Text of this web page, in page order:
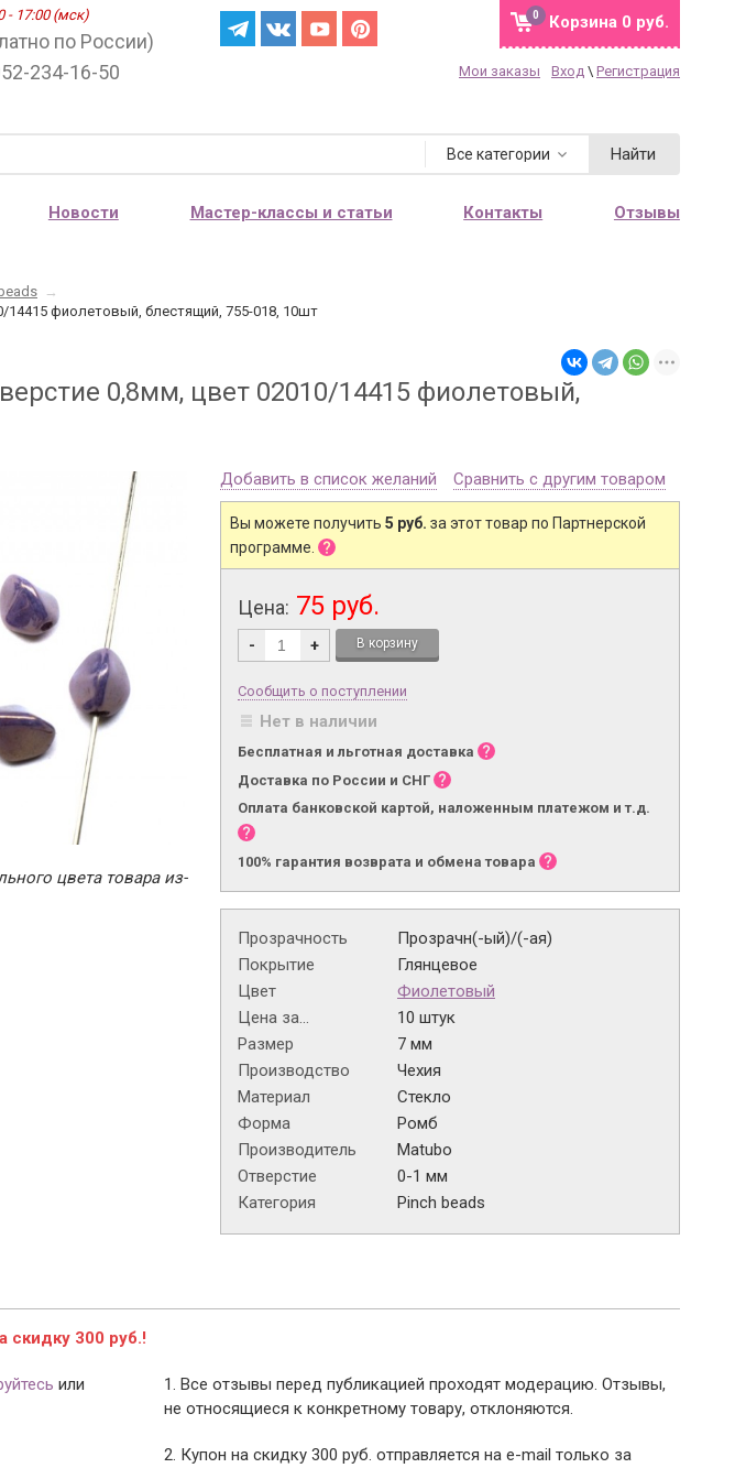
- 17:00 (мск)
по России)
234-16-50
Корзина 0 руб.
0
Мои заказы Вход \ Регистрация
Все категории Найти
Новости Мастер-классы и статьи Контакты Отзывы
→
14415 фиолетовый, блестящий, 755-018, 10шт
0,8мм, цвет 02010/14415 фиолетовый,
цвета товара из-
Добавить в список желаний Сравнить с другим товаром
Вы можете получить 5 руб. за этот товар по Партнерской
программе.
Цена: 75 руб.
- +
Сообщить о поступлении
Нет в наличии
Бесплатная и льготная доставка
Доставка по России и СНГ
Оплата банковской картой, наложенным платежом и т.д.
100% гарантия возврата и обмена товара
Прозрачность
Прозрачн(-ый)/(-ая)
Покрытие
Глянцевое
Цвет
Фиолетовый
Цена за...
10 штук
Размер
7 мм
Производство
Чехия
Материал
Стекло
Форма
Ромб
Производитель
Matubo
Отверстие
0-1 мм
Категория
Pinch beads
скидку 300 руб.!
или
1. Все отзывы перед публикацией проходят модерацию. Отзывы,
не относящиеся к конкретному товару, отклоняются.
2. Купон на скидку 300 руб. отправляется на e-mail только за